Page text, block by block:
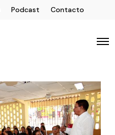
Podcast Contacto